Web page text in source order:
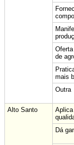
de
mais
Outra
Alto Santo
Dá